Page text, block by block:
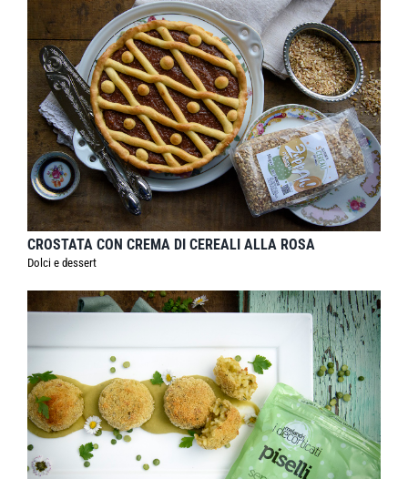
CROSTATA CON CREMA DI CEREALI ALLA ROSA
Dolci e dessert